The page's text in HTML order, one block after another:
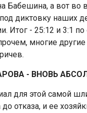
Бабешина, а вот
диктовку наших
Итог - 25:12 и 3:1
многие
- ВНОВЬ
для этой самой
до отказа, и ее